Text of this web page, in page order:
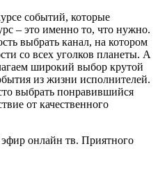
событий, которые
– это именно то, что нужно.
выбрать канал, на котором
со всех уголков планеты. А
широкий выбор крутой
из жизни исполнителей.
выбрать понравившийся
от качественного
онлайн тв. Приятного